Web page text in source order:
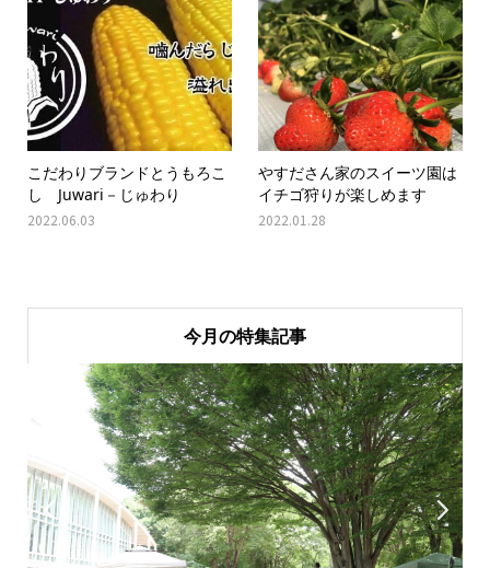
こだわりブランドとうもろこ
し Juwari－じゅわり
2022.06.03
やすださん家のスイーツ園は
イチゴ狩りが楽しめます
2022.01.28
今月の特集記事
 